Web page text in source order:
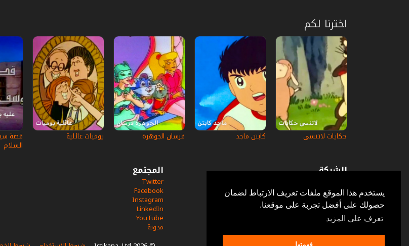
يستخدم هذا الموقع ملفات تعريف الارتباط لضمان
حصولك على أفضل تجربة على موقعنا.
تعرف على المزيد
اخترنا لكم
حكايات لاتنسى كابتن ماجد فرسان الجوهرة يوميات عائلية قصة
السلام
الشركة
أسئلة وأجوبة
في الإعلام
خدمة الزبائن
إتصل بنا
المجتمع
Twitter
Facebook
Instagram
LinkedIn
YouTube
مدونة